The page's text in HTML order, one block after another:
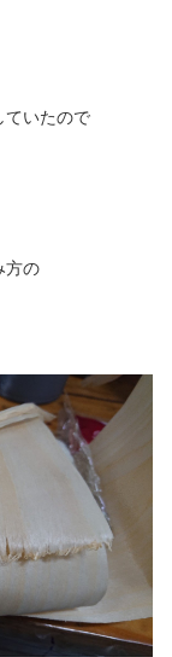
ていたので
方の